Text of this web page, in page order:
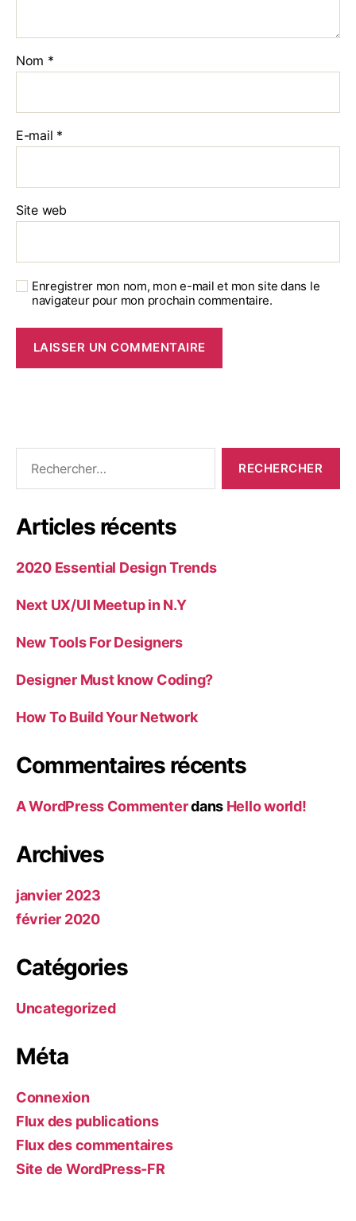
Nom *
E-mail *
Site web
Enregistrer mon nom, mon e-mail et mon site dans le
navigateur pour mon prochain commentaire.
Articles récents
2020 Essential Design Trends
Next UX/UI Meetup in N.Y
New Tools For Designers
Designer Must know Coding?
How To Build Your Network
Commentaires récents
A WordPress Commenterdans Hello world!
Archives
janvier 2023
février 2020
Catégories
Uncategorized
Méta
Connexion
Flux des publications
Flux des commentaires
Site de WordPress-FR